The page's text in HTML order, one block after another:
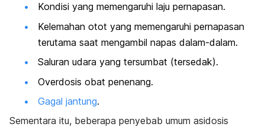
Kondisi yang memengaruhi laju pernapasan.
Kelemahan otot yang memengaruhi pernapasan
terutama saat mengambil napas dalam-dalam.
Saluran udara yang tersumbat (tersedak).
Overdosis obat penenang.
Gagal jantung.
Sementara itu, beberapa penyebab umum asidosis